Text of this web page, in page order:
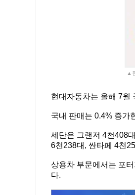
▲
현대자동차는 올해 7월
국내 판매는 0.4% 증가
세단은 그랜저 4천408
6천238대, 싼타페 4천
상용차 부문에서는 포
다.